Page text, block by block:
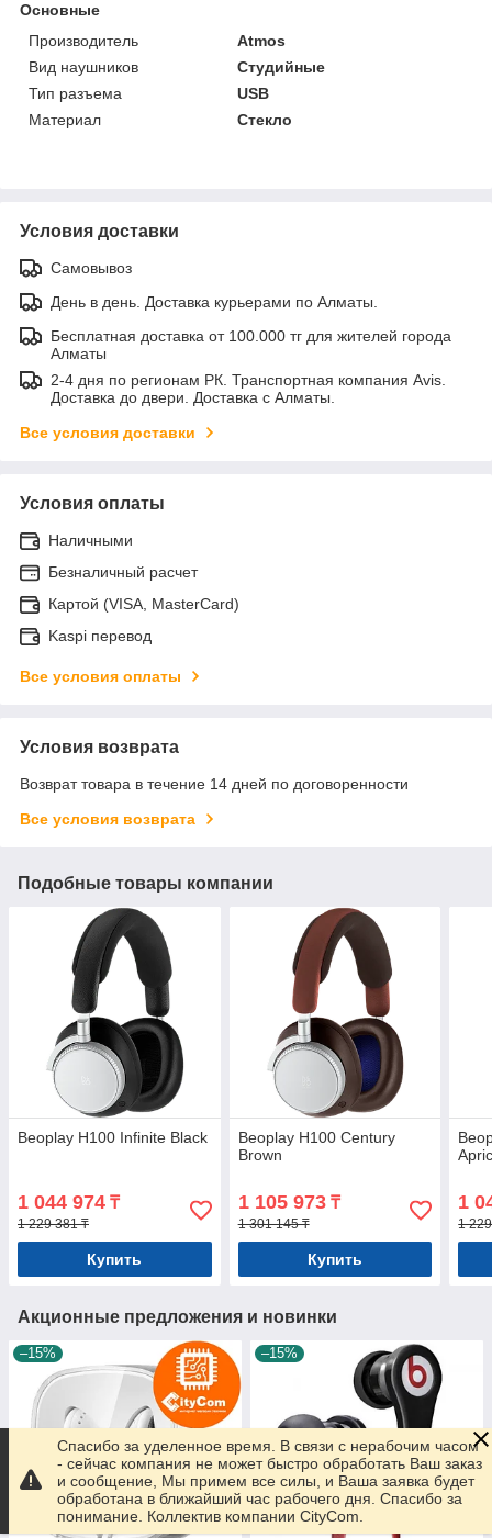
Основные
Производитель
Atmos
Вид наушников
Студийные
Тип разъема
USB
Материал
Стекло
Условия доставки
Самовывоз
День в день. Доставка курьерами по Алматы.
Бесплатная доставка от 100.000 тг для жителей города
Алматы
2-4 дня по регионам РК. Транспортная компания Avis.
Доставка до двери. Доставка с Алматы.
Все условия доставки
Условия оплаты
Наличными
Безналичный расчет
Картой (VISA, MasterCard)
Kaspi перевод
Все условия оплаты
Условия возврата
Возврат товара в течение 14 дней по договоренности
Все условия возврата
Подобные товары компании
Beoplay H100 Infinite Black
1 044 974 ₸
1 229 381 ₸
Купить
Beoplay H100 Century
Brown
1 105 973₸
1 301 145 ₸
Купить
1
1
Акционные предложения и новинки
–15% –15%
Спасибо за уделенное время. В связи с нерабочим часом
- сейчас компания не может быстро обработать Ваш заказ
и сообщение, Мы примем все силы, и Ваша заявка будет
обработана в ближайший час рабочего дня. Спасибо за
понимание. Коллектив компании CityCom.